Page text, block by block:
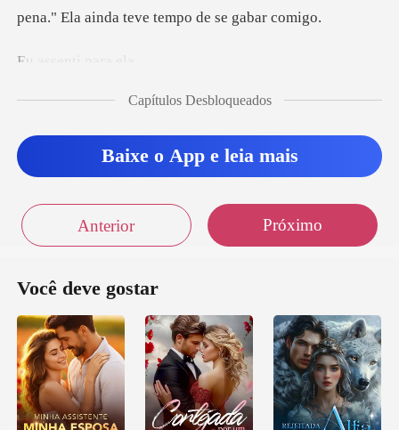
Baixar App
pena." Ela a
lmente decidiu apare
Capítulos Desbloqueados
Baixe o App e leia mais
Anterior Próximo
Você deve gostar